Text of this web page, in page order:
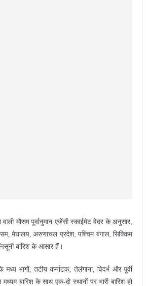
वाली मौसम पूर्वानुमान एजेंसी स्‍काईमेट वेदर के अनुसार,
मेघालय, अरुणाचल प्रदेश, पश्चिम बंगाल, सिक्किम
बारिश के आसार हैं।
भागों, तटीय कर्नाटक, तेलंगाना, विदर्भ और पूर्वी
बारिश के साथ एक-दो स्थानों पर भारी बारिश हो